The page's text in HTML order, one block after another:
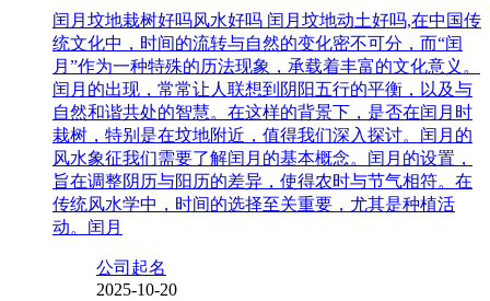
闰月坟地栽树好吗风水好吗 闰月坟地动土好吗,在中国传
统文化中，时间的流转与自然的变化密不可分，而“闰
月”作为一种特殊的历法现象，承载着丰富的文化意义。
闰月的出现，常常让人联想到阴阳五行的平衡，以及与
自然和谐共处的智慧。在这样的背景下，是否在闰月时
栽树，特别是在坟地附近，值得我们深入探讨。闰月的
风水象征我们需要了解闰月的基本概念。闰月的设置，
旨在调整阴历与阳历的差异，使得农时与节气相符。在
传统风水学中，时间的选择至关重要，尤其是种植活
动。闰月
公司起名
2025-10-20